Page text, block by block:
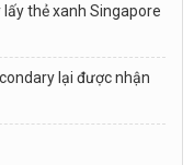
thẻ xanh Singapore
lại được nhận